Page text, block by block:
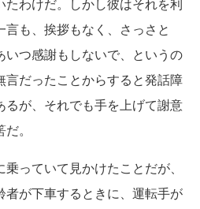
たわけだ。しかし彼はそれを利
も、挨拶もなく、さっさと
いつ感謝もしないで、というの
言だったことからすると発話障
るが、それでも手を上げて謝意
。
っていて見かけたことだが、
者が下車するときに、運転手が